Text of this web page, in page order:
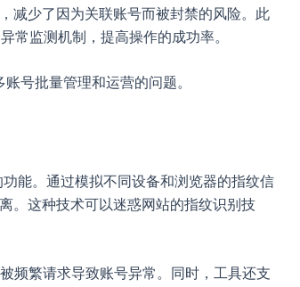
减少了因为关联账号而被封禁的风险。此
常监测机制，提高操作的成功率。
号批量管理和运营的问题。
能。通过模拟不同设备和浏览器的指纹信
。这种技术可以迷惑网站的指纹识别技
频繁请求导致账号异常。同时，工具还支